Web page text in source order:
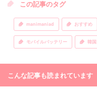
この記事のタグ
manimaniad おすすめ
モバイルバッテリー 韓国
こんな記事も読まれています